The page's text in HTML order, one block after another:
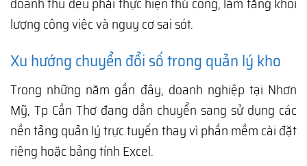
lượng công việc và nguy cơ sai sót.
Xu hướng chuyển đổi số trong quản lý kho
Trong những năm gần đây, doanh nghiệp tại Nhơn
Mỹ, Tp Cần Thơ đang dần chuyển sang sử dụng các
nền tảng quản lý trực tuyến thay vì phần mềm cài đặt
riêng hoặc bảng tính Excel.